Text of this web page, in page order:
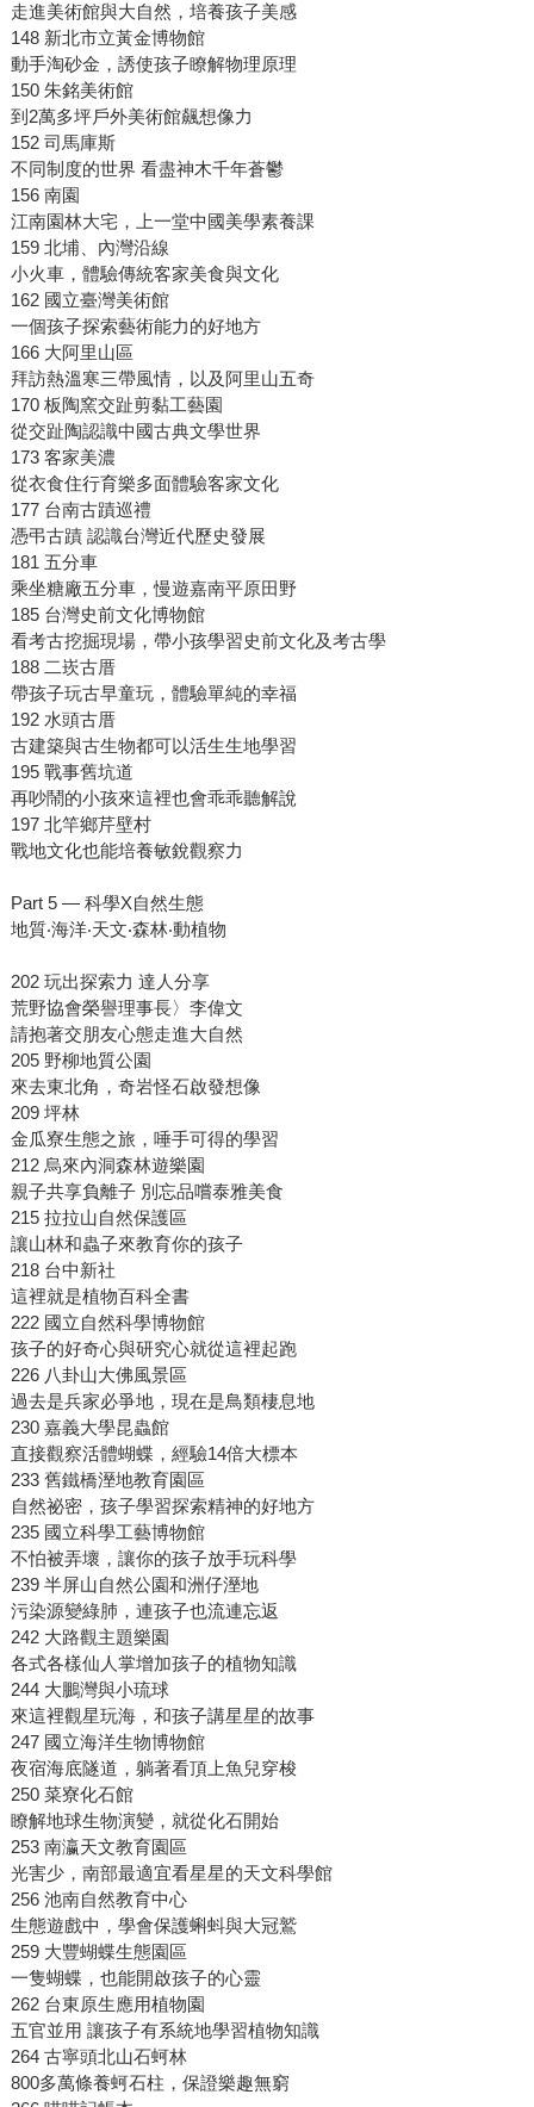
走進美術館與大自然，培養孩子美感
148 新北市立黃金博物館
動手淘砂金，誘使孩子瞭解物理原理
150 朱銘美術館
到2萬多坪戶外美術館飆想像力
152 司馬庫斯
不同制度的世界 看盡神木千年蒼鬱
156 南園
江南園林大宅，上一堂中國美學素養課
159 北埔、內灣沿線
小火車，體驗傳統客家美食與文化
162 國立臺灣美術館
一個孩子探索藝術能力的好地方
166 大阿里山區
拜訪熱溫寒三帶風情，以及阿里山五奇
170 板陶窯交趾剪黏工藝園
從交趾陶認識中國古典文學世界
173 客家美濃
從衣食住行育樂多面體驗客家文化
177 台南古蹟巡禮
憑弔古蹟 認識台灣近代歷史發展
181 五分車
乘坐糖廠五分車，慢遊嘉南平原田野
185 台灣史前文化博物館
看考古挖掘現場，帶小孩學習史前文化及考古學
188 二崁古厝
帶孩子玩古早童玩，體驗單純的幸福
192 水頭古厝
古建築與古生物都可以活生生地學習
195 戰事舊坑道
再吵鬧的小孩來這裡也會乖乖聽解說
197 北竿鄉芹壁村
戰地文化也能培養敏銳觀察力
Part 5 — 科學X自然生態
地質‧海洋‧天文‧森林‧動植物
202 玩出探索力 達人分享
荒野協會榮譽理事長〉李偉文
請抱著交朋友心態走進大自然
205 野柳地質公園
來去東北角，奇岩怪石啟發想像
209 坪林
金瓜寮生態之旅，唾手可得的學習
212 烏來內洞森林遊樂園
親子共享負離子 別忘品嚐泰雅美食
215 拉拉山自然保護區
讓山林和蟲子來教育你的孩子
218 台中新社
這裡就是植物百科全書
222 國立自然科學博物館
孩子的好奇心與研究心就從這裡起跑
226 八卦山大佛風景區
過去是兵家必爭地，現在是鳥類棲息地
230 嘉義大學昆蟲館
直接觀察活體蝴蝶，經驗14倍大標本
233 舊鐵橋溼地教育園區
自然祕密，孩子學習探索精神的好地方
235 國立科學工藝博物館
不怕被弄壞，讓你的孩子放手玩科學
239 半屏山自然公園和洲仔溼地
污染源變綠肺，連孩子也流連忘返
242 大路觀主題樂園
各式各樣仙人掌增加孩子的植物知識
244 大鵬灣與小琉球
來這裡觀星玩海，和孩子講星星的故事
247 國立海洋生物博物館
夜宿海底隧道，躺著看頂上魚兒穿梭
250 菜寮化石館
瞭解地球生物演變，就從化石開始
253 南瀛天文教育園區
光害少，南部最適宜看星星的天文科學館
256 池南自然教育中心
生態遊戲中，學會保護蝌蚪與大冠鷲
259 大豐蝴蝶生態園區
一隻蝴蝶，也能開啟孩子的心靈
262 台東原生應用植物園
五官並用 讓孩子有系統地學習植物知識
264 古寧頭北山石蚵林
800多萬條養蚵石柱，保證樂趣無窮